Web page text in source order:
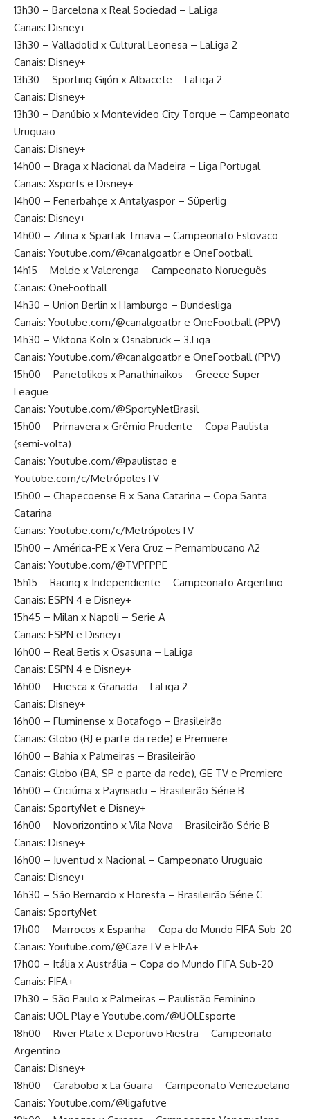
13h30 – Barcelona x Real Sociedad – LaLiga
Canais: Disney+
13h30 – Valladolid x Cultural Leonesa – LaLiga 2
Canais: Disney+
13h30 – Sporting Gijón x Albacete – LaLiga 2
Canais: Disney+
13h30 – Danúbio x Montevideo City Torque – Campeonato
Uruguaio
Canais: Disney+
14h00 – Braga x Nacional da Madeira – Liga Portugal
Canais: Xsports e Disney+
14h00 – Fenerbahçe x Antalyaspor – Süperlig
Canais: Disney+
14h00 – Zilina x Spartak Trnava – Campeonato Eslovaco
Canais: Youtube.com/@canalgoatbr e OneFootball
14h15 – Molde x Valerenga – Campeonato Norueguês
Canais: OneFootball
14h30 – Union Berlin x Hamburgo – Bundesliga
Canais: Youtube.com/@canalgoatbr e OneFootball (PPV)
14h30 – Viktoria Köln x Osnabrück – 3.Liga
Canais: Youtube.com/@canalgoatbr e OneFootball (PPV)
15h00 – Panetolikos x Panathinaikos – Greece Super
League
Canais: Youtube.com/@SportyNetBrasil
15h00 – Primavera x Grêmio Prudente – Copa Paulista
(semi-volta)
Canais: Youtube.com/@paulistao e
Youtube.com/c/MetrópolesTV
15h00 – Chapecoense B x Sana Catarina – Copa Santa
Catarina
Canais: Youtube.com/c/MetrópolesTV
15h00 – América-PE x Vera Cruz – Pernambucano A2
Canais: Youtube.com/@TVPFPPE
15h15 – Racing x Independiente – Campeonato Argentino
Canais: ESPN 4 e Disney+
15h45 – Milan x Napoli – Serie A
Canais: ESPN e Disney+
16h00 – Real Betis x Osasuna – LaLiga
Canais: ESPN 4 e Disney+
16h00 – Huesca x Granada – LaLiga 2
Canais: Disney+
16h00 – Fluminense x Botafogo – Brasileirão
Canais: Globo (RJ e parte da rede) e Premiere
16h00 – Bahia x Palmeiras – Brasileirão
Canais: Globo (BA, SP e parte da rede), GE TV e Premiere
16h00 – Criciúma x Paynsadu – Brasileirão Série B
Canais: SportyNet e Disney+
16h00 – Novorizontino x Vila Nova – Brasileirão Série B
Canais: Disney+
16h00 – Juventud x Nacional – Campeonato Uruguaio
Canais: Disney+
16h30 – São Bernardo x Floresta – Brasileirão Série C
Canais: SportyNet
17h00 – Marrocos x Espanha – Copa do Mundo FIFA Sub-20
Canais: Youtube.com/@CazeTV e FIFA+
17h00 – Itália x Austrália – Copa do Mundo FIFA Sub-20
Canais: FIFA+
17h30 – São Paulo x Palmeiras – Paulistão Feminino
Canais: UOL Play e Youtube.com/@UOLEsporte
18h00 – River Plate x Deportivo Riestra – Campeonato
Argentino
Canais: Disney+
18h00 – Carabobo x La Guaira – Campeonato Venezuelano
Canais: Youtube.com/@ligafutve